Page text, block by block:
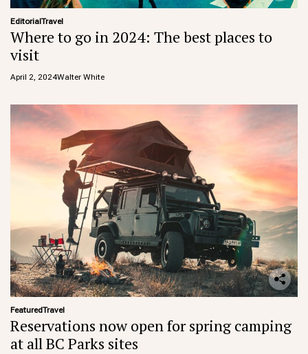
EditorialTravel
Where to go in 2024: The best places to
visit
April 2, 2024Walter White
FeaturedTravel
Reservations now open for spring camping
at all BC Parks sites